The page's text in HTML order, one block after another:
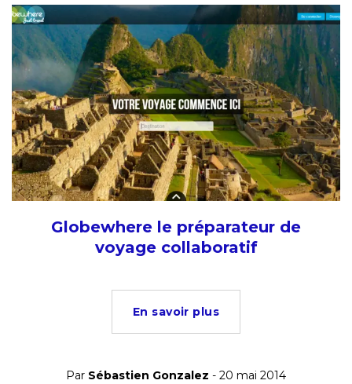
Globewhere le préparateur de
voyage collaboratif
En savoir plus
Par Sébastien Gonzalez - 20 mai 2014